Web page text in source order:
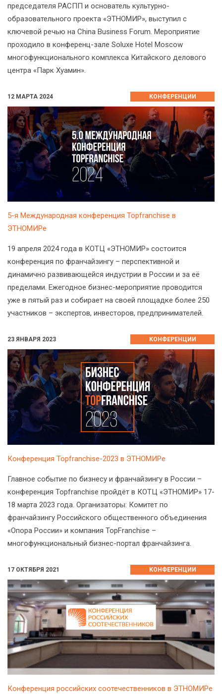
председателя РАСПП и основатель культурно-
образовательного проекта «ЭТНОМИР», выступил с
ключевой речью на China Business Forum. Мероприятие
проходило в конференц-зале Soluxe Hotel Moscow
многофункционального комплекса Китайского делового
центра «Парк Хуамин».
12 МАРТА 2024 КОНФЕРЕНЦИИ
5-я Международная конференция Topfranchise в
ЭТНОМИРе
19 апреля 2024 года в КОТЦ «ЭТНОМИР» состоится
конференция по франчайзингу – перспективной и
динамично развивающейся индустрии в России и за её
пределами. Ежегодное бизнес-мероприятие проводится
уже в пятый раз и собирает на своей площадке более 250
участников – экспертов, инвесторов, предпринимателей.
23 ЯНВАРЯ 2023 КОНФЕРЕНЦИИ
Конференция Topfranchise-2023 в ЭТНОМИРе
Главное событие по бизнесу и франчайзингу в России –
конференция Topfranchise пройдёт в КОТЦ «ЭТНОМИР» 17-
18 марта 2023 года. Организаторы: Комитет по
франчайзингу Российского общественного объединения
«Опора России» и компания TopFranchise –
многофункциональный бизнес-портал франчайзинга.
17 ОКТЯБРЯ 2021 КОНФЕРЕНЦИИ
Конференция российских соотечественников в ЭТНОМИРе